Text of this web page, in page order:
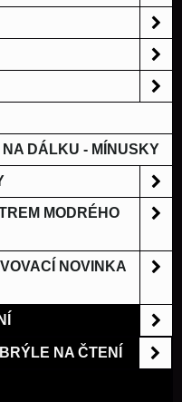
DÁLKU - MÍNUSKY
MODRÉHO
NOVINKA
NA ČTENÍ